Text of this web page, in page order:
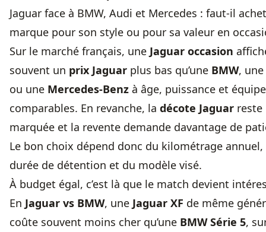
Jaguar face à BMW, Audi et Mercedes : faut-il
marque pour son style ou pour sa valeur en
Sur le marché français, une Jaguar occasion
souvent un prix Jaguar plus bas qu’une BMW, une
ou une Mercedes-Benz à âge, puissance et
comparables. En revanche, la décote Jaguar reste
marquée et la revente demande davantage de
Le bon choix dépend donc du kilométrage annuel,
durée de détention et du modèle visé.
À budget égal, c’est là que le match devient
En Jaguar vs BMW, une Jaguar XF de même
coûte souvent moins cher qu’une BMW Série 5,